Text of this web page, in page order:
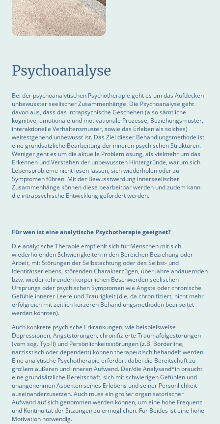
Psychoanalyse
Bei der psychoanalytischen Psychotherapie geht es um das Aufdecken
unbewusster seelischer Zusammenhänge. Die Psychoanalyse geht
davon aus, dass das intrapsychische Geschehen (also sämtliche
kognitive, emotionale und motivationale Prozesse, Beziehungsmuster,
interaktionelle Verhaltensmuster, sowie das Erleben als solches)
weitestgehend unbewusst ist. Das Ziel dieser Behandlungsmethode ist
eine grundsätzliche Bearbeitung der inneren psychischen Strukturen.
Weniger geht es um die aktuelle Problemlösung, als vielmehr um das
Erkennen und Verstehen der unbewussten Hintergründe, warum sich
Lebensprobleme nicht lösen lassen, sich wiederholen oder zu
Symptomen führen. Mit der Bewusstwerdung innerseelischer
Zusammenhänge können diese bearbeitbar werden und zudem kann
die intrapsychische Entwicklung gefördert werden.
Für wen ist eine analytische Psychotherapie geeignet?
Die analytische Therapie empfiehlt sich für Menschen mit sich
wiederholenden Schwierigkeiten in den Bereichen Beziehung oder
Arbeit, mit Störungen der Selbstachtung oder des Selbst- und
Identitätserlebens, störenden Charakterzügen, über Jahre andauernden
bzw. wiederkehrenden körperlichen Beschwerden seelischen
Ursprungs oder psychischen Symptomen wie Ängste oder chronische
Gefühle innerer Leere und Traurigkeit (die, da chronifiziert, nicht mehr
erfolgreich mit zeitlich kürzeren Behandlungsmethoden bearbeitet
werden könnten).
Auch konkrete psychische Erkrankungen, wie beispielsweise
Depressionen, Angststörungen, chronifizierte Traumafolgestörungen
(vom sog. Typ II) und Persönlichkeitsstörungen (z.B. Borderline,
narzisstisch oder dependent) können therapeutisch behandelt werden.
Eine analytische Psychotherapie erfordert dabei die Bereitschaft zu
großem äußeren und inneren Aufwand. Der/die Analysand*in braucht
eine grundsätzliche Bereitschaft, sich mit schwierigen Gefühlen und
unangenehmen Aspekten seines Erlebens und seiner Persönlichkeit
auseinanderzusetzen. Auch muss ein großer organisatorischer
Aufwand auf sich genommen werden können, um eine hohe Frequenz
und Kontinuität der Sitzungen zu ermöglichen. Für Beides ist eine hohe
Motivation notwendig.